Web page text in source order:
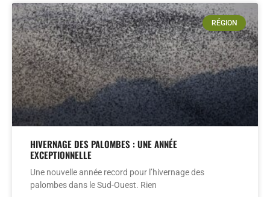
RÉGION
HIVERNAGE DES PALOMBES : UNE ANNÉE
EXCEPTIONNELLE
Une nouvelle année record pour l’hivernage des
palombes dans le Sud-Ouest. Rien